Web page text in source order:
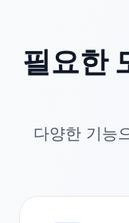
필요한
다양한 기능